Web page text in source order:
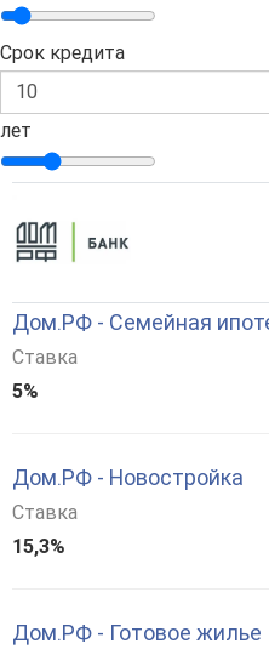
Срок кредита
лет
Дом.РФ - Семейная
Ставка
5%
Дом.РФ - Новостройка
Ставка
15,3%
Дом.РФ - Готовое жилье